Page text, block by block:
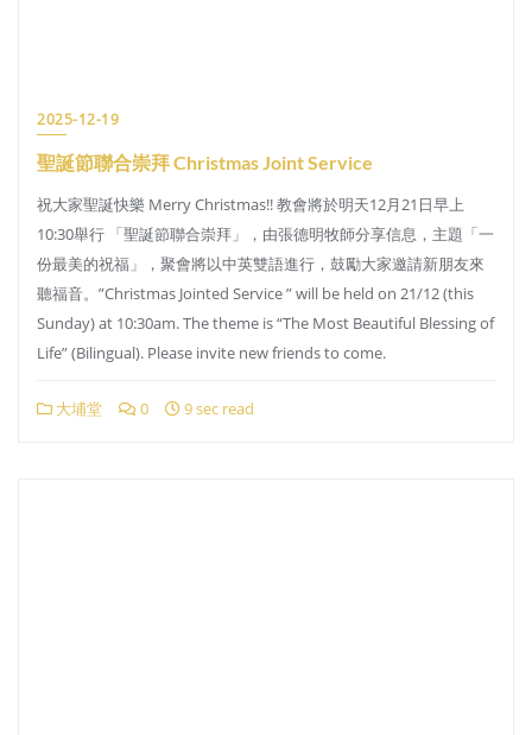
2025-12-19
聖誕節聯合崇拜 Christmas Joint Service
祝大家聖誕快樂 Merry Christmas!! 教會將於明天12月21日早上
10:30舉行 「聖誕節聯合崇拜」，由張德明牧師分享信息，主題「一
份最美的祝福」，聚會將以中英雙語進行，鼓勵大家邀請新朋友來
聽福音。”Christmas Jointed Service ” will be held on 21/12 (this
Sunday) at 10:30am. The theme is “The Most Beautiful Blessing of
Life” (Bilingual). Please invite new friends to come.
大埔堂 0 9 sec read